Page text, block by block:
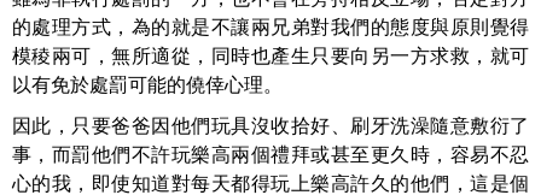
的處理方式，為的就是不讓兩兄弟對我們的態度與原則覺得
模稜兩可，無所適從，同時也產生只要向另一方求救，就可
以有免於處罰可能的僥倖心理。
因此，只要爸爸因他們玩具沒收拾好、刷牙洗澡隨意敷衍了
事，而罰他們不許玩樂高兩個禮拜或甚至更久時，容易不忍
心的我，即使知道對每天都得玩上樂高許久的他們，這是個